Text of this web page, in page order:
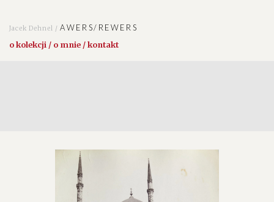
Jacek Dehnel /AWERS/REWERS
o kolekcji / o mnie / kontakt